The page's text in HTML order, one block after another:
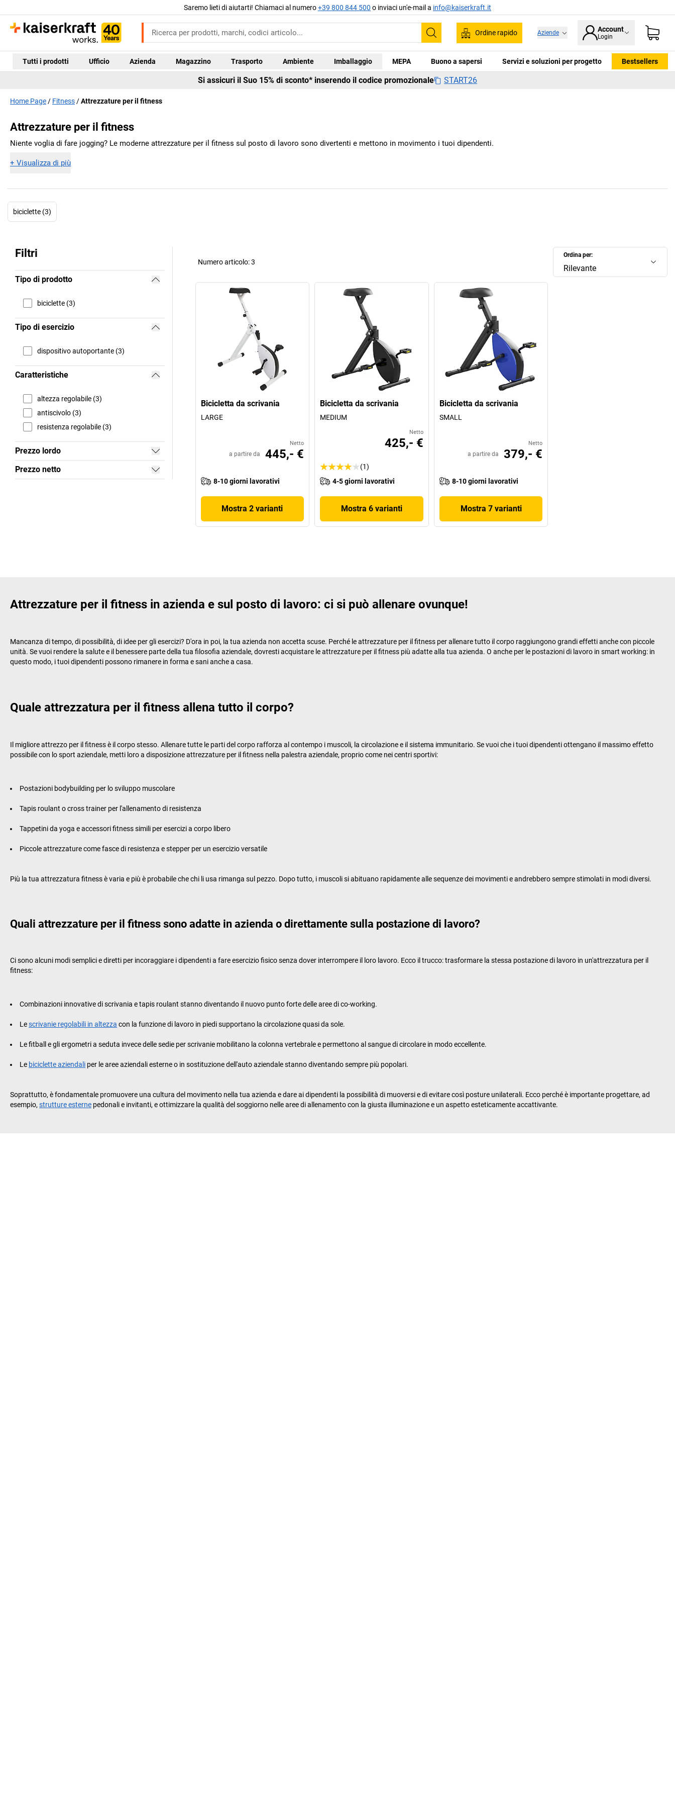
Saremo lieti di aiutarti! Chiamaci al numero+39 800 844 500 o inviaci un'e-mail a info@kaiserkraft.it
Cerca
Ordine rapido Aziende Account
Login
Tutti i prodotti Ufficio Azienda Magazzino Trasporto Ambiente Imballaggio MEPA Buono a sapersi Servizi e soluzioni per progetto Bestsellers
Si assicuri il Suo 15% di sconto* inserendo il codice promozionale START26
Home Page Fitness Attrezzature per il fitness
Attrezzature per il fitness
Niente voglia di fare jogging? Le moderne attrezzature per il fitness sul posto di lavoro sono divertenti e mettono in movimento i tuoi dipendenti.
+ Visualizza di più
biciclette (3)
Filtri
Tipo di prodotto
biciclette (3)
Tipo di esercizio
dispositivo autoportante (3)
Caratteristiche
altezza regolabile (3)
antiscivolo (3)
resistenza regolabile (3)
Prezzo lordo
Prezzo netto
Ordina per:
Rilevante
Numero articolo:3
Bicicletta da scrivania
LARGE
Netto
a partire da 445,- €
8-10 giorni lavorativi
Mostra 2 varianti
Bicicletta da scrivania
MEDIUM
Netto
425,- €
(1)
4-5 giorni lavorativi
Mostra 6 varianti
Bicicletta da scrivania
SMALL
Netto
a partire da 379,- €
8-10 giorni lavorativi
Mostra 7 varianti
Attrezzature per il fitness in azienda e sul posto di lavoro: ci si può allenare ovunque!
Mancanza di tempo, di possibilità, di idee per gli esercizi? D'ora in poi, la tua azienda non accetta scuse. Perché le attrezzature per il fitness per allenare tutto il corpo raggiungono grandi effetti anche con piccole
unità. Se vuoi rendere la salute e il benessere parte della tua filosofia aziendale, dovresti acquistare le attrezzature per il fitness più adatte alla tua azienda. O anche per le postazioni di lavoro in smart working: in
questo modo, i tuoi dipendenti possono rimanere in forma e sani anche a casa.
Quale attrezzatura per il fitness allena tutto il corpo?
Il migliore attrezzo per il fitness è il corpo stesso. Allenare tutte le parti del corpo rafforza al contempo i muscoli, la circolazione e il sistema immunitario. Se vuoi che i tuoi dipendenti ottengano il massimo effetto
possibile con lo sport aziendale, metti loro a disposizione attrezzature per il fitness nella palestra aziendale, proprio come nei centri sportivi:
Postazioni bodybuilding per lo sviluppo muscolare
Tapis roulant o cross trainer per l'allenamento di resistenza
Tappetini da yoga e accessori fitness simili per esercizi a corpo libero
Piccole attrezzature come fasce di resistenza e stepper per un esercizio versatile
Più la tua attrezzatura fitness è varia e più è probabile che chi li usa rimanga sul pezzo. Dopo tutto, i muscoli si abituano rapidamente alle sequenze dei movimenti e andrebbero sempre stimolati in modi diversi.
Quali attrezzature per il fitness sono adatte in azienda o direttamente sulla postazione di lavoro?
Ci sono alcuni modi semplici e diretti per incoraggiare i dipendenti a fare esercizio fisico senza dover interrompere il loro lavoro. Ecco il trucco: trasformare la stessa postazione di lavoro in un'attrezzatura per il
fitness:
Combinazioni innovative di scrivania e tapis roulant stanno diventando il nuovo punto forte delle aree di co-working.
Lescrivanie regolabili in altezza con la funzione di lavoro in piedi supportano la circolazione quasi da sole.
Le fitball e gli ergometri a seduta invece delle sedie per scrivanie mobilitano la colonna vertebrale e permettono al sangue di circolare in modo eccellente.
Le biciclette aziendali per le aree aziendali esterne o in sostituzione dell'auto aziendale stanno diventando sempre più popolari.
Soprattutto, è fondamentale promuovere una cultura del movimento nella tua azienda e dare ai dipendenti la possibilità di muoversi e di evitare così posture unilaterali. Ecco perché è importante progettare, ad
esempio, strutture esterne pedonali e invitanti, e ottimizzare la qualità del soggiorno nelle aree di allenamento con la giusta illuminazione e un aspetto esteticamente accattivante.